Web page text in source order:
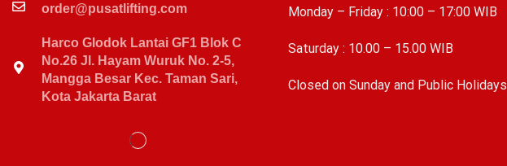
order@pusatlifting.com
Harco Glodok Lantai GF1 Blok C
No.26 Jl. Hayam Wuruk No. 2-5,
Mangga Besar Kec. Taman Sari,
Kota Jakarta Barat
Monday – Friday : 10:00 – 17:00 WIB
Saturday : 10.00 – 15.00 WIB
Closed on Sunday and Public Holidays